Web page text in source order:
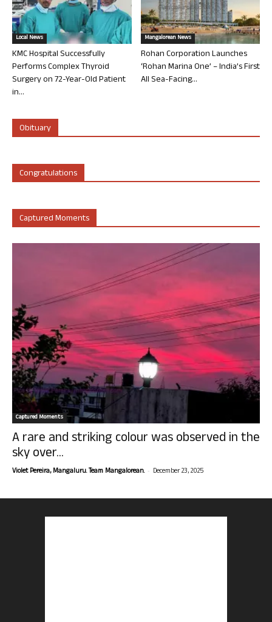
Local News
KMC Hospital Successfully
Performs Complex Thyroid
Surgery on 72-Year-Old Patient
in...
Mangalorean News
Rohan Corporation Launches
‘Rohan Marina One’ – India’s First
All Sea-Facing...
Obituary
Congratulations
Captured Moments
Captured Moments
A rare and striking colour was observed in the
sky over...
Violet Pereira, Mangaluru. Team Mangalorean. - December 23, 2025